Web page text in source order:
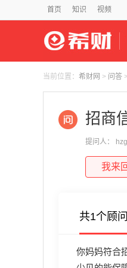
首页 知识 视频
当前位置： 希财网 > 问答 >
招商
提问人：
我来
共1个顾
你妈妈符合